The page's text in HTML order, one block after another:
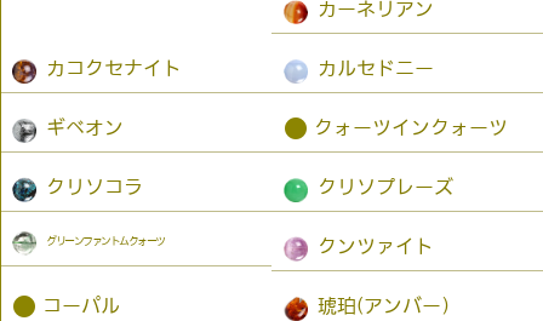
カーネリアン
カコクセナイト カルセドニー
ギベオン ● クォーツインクォーツ
クリソコラ クリソプレーズ
グリーンファントムクォーツ クンツァイト
● コーパル 琥珀(アンバー）